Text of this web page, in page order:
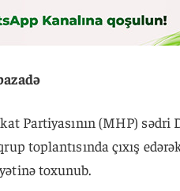
Partiyasının (MHP) sədri
toplantısında çıxış
toxunub.